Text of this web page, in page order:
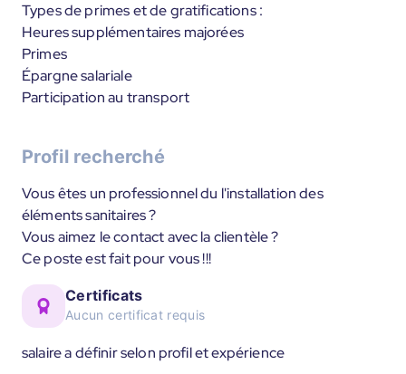
Types de primes et de gratifications :
Heures supplémentaires majorées
Primes
Épargne salariale
Participation au transport
Profil recherché
Vous êtes un professionnel du l'installation des
éléments sanitaires ?
Vous aimez le contact avec la clientèle ?
Ce poste est fait pour vous !!!
Certificats
Aucun certificat requis
salaire a définir selon profil et expérience